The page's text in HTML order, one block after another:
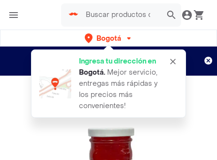
Bogotá
Ingresa tu dirección en
Bogotá. Mejor servicio,
entregas más rápidas y
los precios más
convenientes!
envíos gratis por semanas
Aplican TyC